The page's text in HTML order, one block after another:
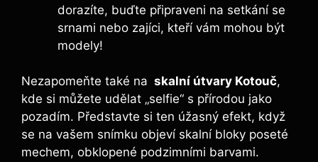
dorazíte, buďte připraveni na setkání se
srnami ⁤nebo zajíci, kteří vám mohou být
modely!
Nezapomeňte‌ také​ na ⁢ skalní útvary Kotouč,
kde si můžete udělat ⁢„selfie“ s přírodou jako
pozadím. ‍Představte⁢ si ten úžasný efekt, když
se na ⁣vašem snímku ​objeví skalní bloky poseté‌
mechem,⁣ obklopené podzimními barvami.